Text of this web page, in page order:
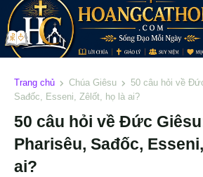
Trang chủ Chúa Giêsu
50 câu hỏi về
Sađốc, Esseni, Zêlốt, họ là ai?
50 câu hỏi về Đức
Pharisêu, Sađốc,
ai?